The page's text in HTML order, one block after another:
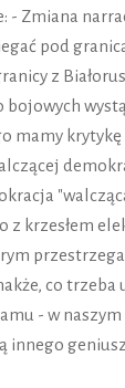
- Zmiana
pod
z
mamy
krzesłem
co trzeba
- w